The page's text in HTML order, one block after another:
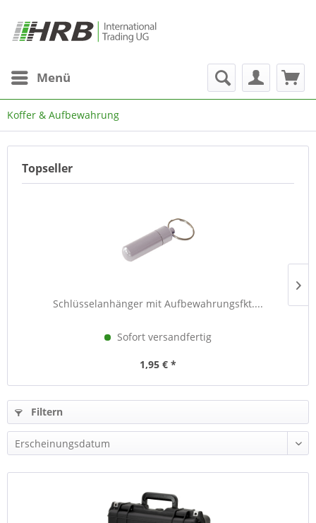
Menü
Koffer & Aufbewahrung
Topseller
Schlüsselanhänger mit Aufbewahrungsfkt....
Sofort versandfertig
1,95 € *
Filtern